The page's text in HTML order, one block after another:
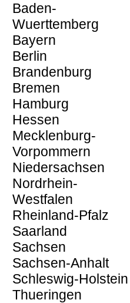
Baden-
Wuerttemberg
Bayern
Berlin
Brandenburg
Bremen
Hamburg
Hessen
Mecklenburg-
Vorpommern
Niedersachsen
Nordrhein-
Westfalen
Rheinland-Pfalz
Saarland
Sachsen
Sachsen-Anhalt
Schleswig-Holstein
Thueringen